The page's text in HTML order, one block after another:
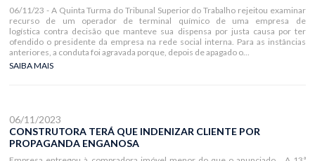
06/11/23 - A Quinta Turma do Tribunal Superior do Trabalho rejeitou examinar
recurso de um operador de terminal químico de uma empresa de
logística contra decisão que manteve sua dispensa por justa causa por ter
ofendido o presidente da empresa na rede social interna. Para as instâncias
anteriores, a conduta foi agravada porque, depois de apagado o...
SAIBA MAIS
06/11/2023
CONSTRUTORA TERÁ QUE INDENIZAR CLIENTE POR
PROPAGANDA ENGANOSA